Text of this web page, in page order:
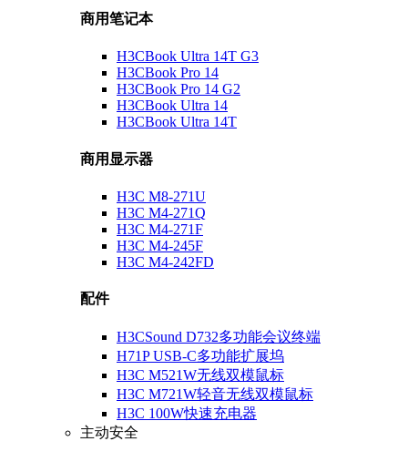
商用笔记本
H3CBook Ultra 14T G3
H3CBook Pro 14
H3CBook Pro 14 G2
H3CBook Ultra 14
H3CBook Ultra 14T
商用显示器
H3C M8-271U
H3C M4-271Q
H3C M4-271F
H3C M4-245F
H3C M4-242FD
配件
H3CSound D732多功能会议终端
H71P USB-C多功能扩展坞
H3C M521W无线双模鼠标
H3C M721W轻音无线双模鼠标
H3C 100W快速充电器
主动安全